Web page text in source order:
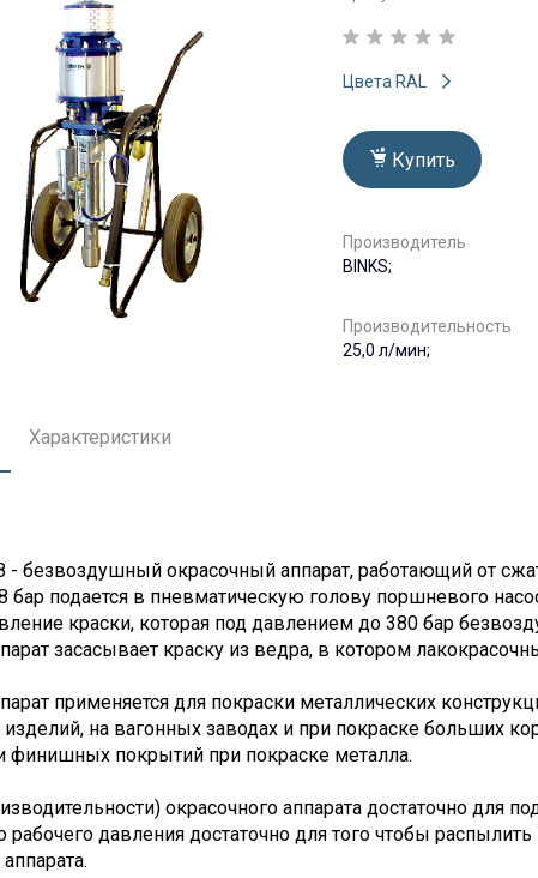
Цвета RAL
Купить
Производитель
BINKS;
Производительность
25,0 л/мин;
Характеристики
- безвоздушный окрасочный аппарат, работающий от
подается в пневматическую голову поршневого
краски, которая под давлением до 380 бар
засасывает краску из ведра, в котором
применяется для покраски металлических
изделий, на вагонных заводах и при покраске больших
финишных покрытий при покраске металла.
окрасочного аппарата достаточно для
рабочего давления достаточно для того чтобы